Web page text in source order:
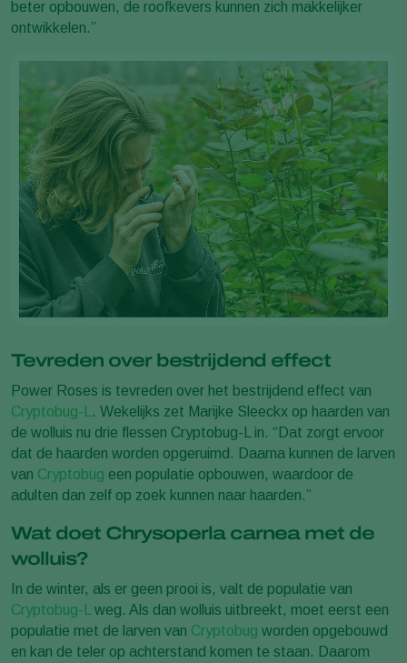
beter opbouwen, de roofkevers kunnen zich makkelijker
ontwikkelen.”
Tevreden over bestrijdend effect
Power Roses is tevreden over het bestrijdend effect van
Cryptobug-L
. Wekelijks zet Marijke Sleeckx op haarden van
de wolluis nu drie flessen Cryptobug-L in. “Dat zorgt ervoor
dat de haarden worden opgeruimd. Daarna kunnen de larven
van Cryptobug een populatie opbouwen, waardoor de
adulten dan zelf op zoek kunnen naar haarden.”
Wat doet Chrysoperla carnea met de
wolluis?
In de winter, als er geen prooi is, valt de populatie van
Cryptobug-L
weg. Als dan wolluis uitbreekt, moet eerst een
populatie met de larven van Cryptobug worden opgebouwd
en kan de teler op achterstand komen te staan. Daarom